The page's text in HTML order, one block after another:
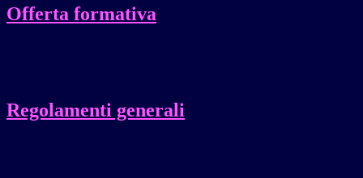
Offerta formativa
Regolamenti generali